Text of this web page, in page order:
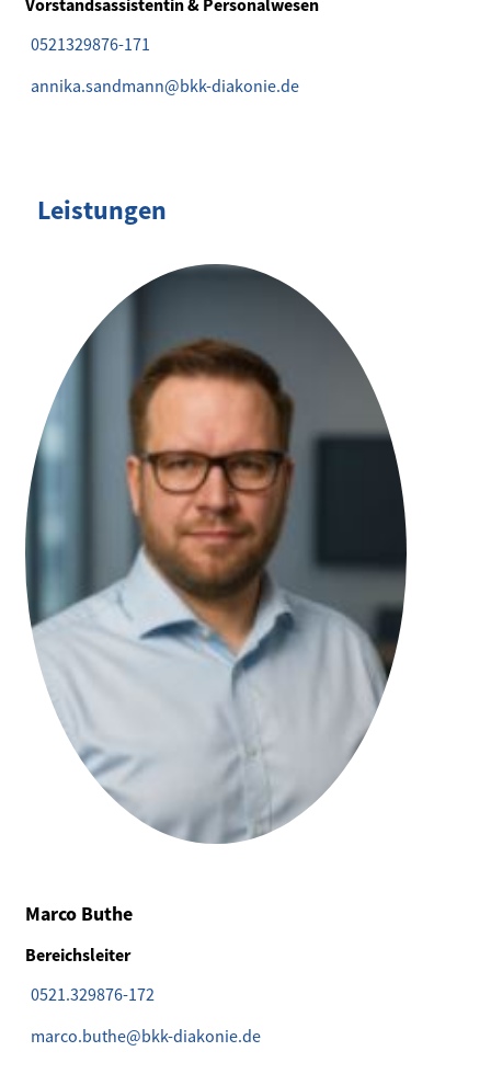
0521329876-171
annika.sandmann@bkk-diakonie.de
Leistungen
Marco Buthe
Bereichsleiter
0521.329876-172
marco.buthe@bkk-diakonie.de